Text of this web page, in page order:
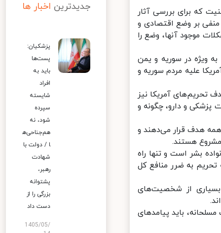
که برای بررسی آثار
بر وضع اقتصادی و
موجود آنها، وضع را
ویژه در سوریه و یمن
علیه مردم سوریه و
تحریم‌های آمریکا نیز
و دارو، چگونه و
هدف قرار می‌دهند و
هستند.
بشر است و تنها راه
به ضرر منافع کل
از شخصیت‌های
باید پیامدهای
جدیدترین اخبار ها
پزشکیان:
پست‌ها
باید به
افراد
شایسته
سپرده
شود، نه
هم‌جناحی‌ه
ا / دولت با
شهادت
رهبر،
پشتوانه
بزرگی را از
دست داد
1405/05/